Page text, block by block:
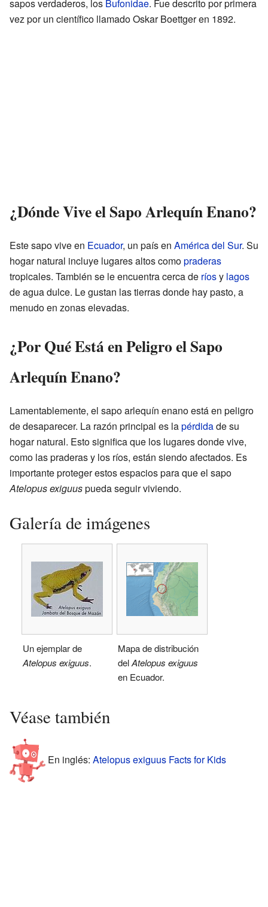
sapos verdaderos, los Bufonidae. Fue descrito por primera
vez por un científico llamado Oskar Boettger en 1892.
¿Dónde Vive el Sapo Arlequín Enano?
Este sapo vive en Ecuador, un país en América del Sur. Su
hogar natural incluye lugares altos comopraderas
tropicales. También se le encuentra cerca de ríosy lagos
de agua dulce. Le gustan las tierras donde hay pasto, a
menudo en zonas elevadas.
¿Por Qué Está en Peligro el Sapo
Arlequín Enano?
Lamentablemente, el sapo arlequín enano está en peligro
de desaparecer. La razón principal es lapérdidade su
hogar natural. Esto significa que los lugares donde vive,
como las praderas y los ríos, están siendo afectados. Es
importante proteger estos espacios para que el sapo
Atelopus exiguuspueda seguir viviendo.
Galería de imágenes
Un ejemplar de
Atelopus exiguus.
Mapa de distribución
delAtelopus exiguus
en Ecuador.
Véase también
En inglés: Atelopus exiguus Facts for Kids